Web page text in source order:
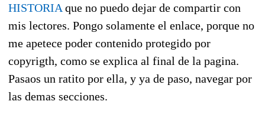
HISTORIA que no puedo dejar de compartir con
mis lectores. Pongo solamente el enlace, porque no
me apetece poder contenido protegido por
copyrigth, como se explica al final de la pagina.
Pasaos un ratito por ella, y ya de paso, navegar por
las demas secciones.